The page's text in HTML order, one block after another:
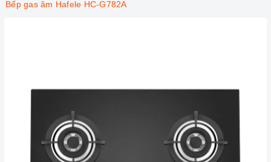
Bếp gas âm Hafele HC-G782A